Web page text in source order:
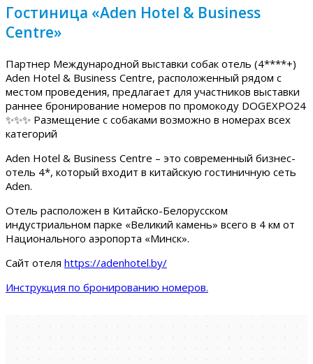
Гостиница «Aden Hotel & Business
Centre»
Партнер Международной выставки собак отель (4****+)
Aden Hotel & Business Centre, расположенный рядом с
местом проведения, предлагает для участников выставки
раннее бронирование номеров по промокоду DOGEXPO24
✨✨✨ Размещение с собаками возможно в номерах всех
категорий
Aden Hotel & Business Centre – это современный бизнес-
отель 4*, который входит в китайскую гостиничную сеть
Aden.
Отель расположен в Китайско-Белорусском
индустриальном парке «Великий камень» всего в 4 км от
Национального аэропорта «Минск».
Сайт отеля https://adenhotel.by/
Инструкция по бронированию номеров.